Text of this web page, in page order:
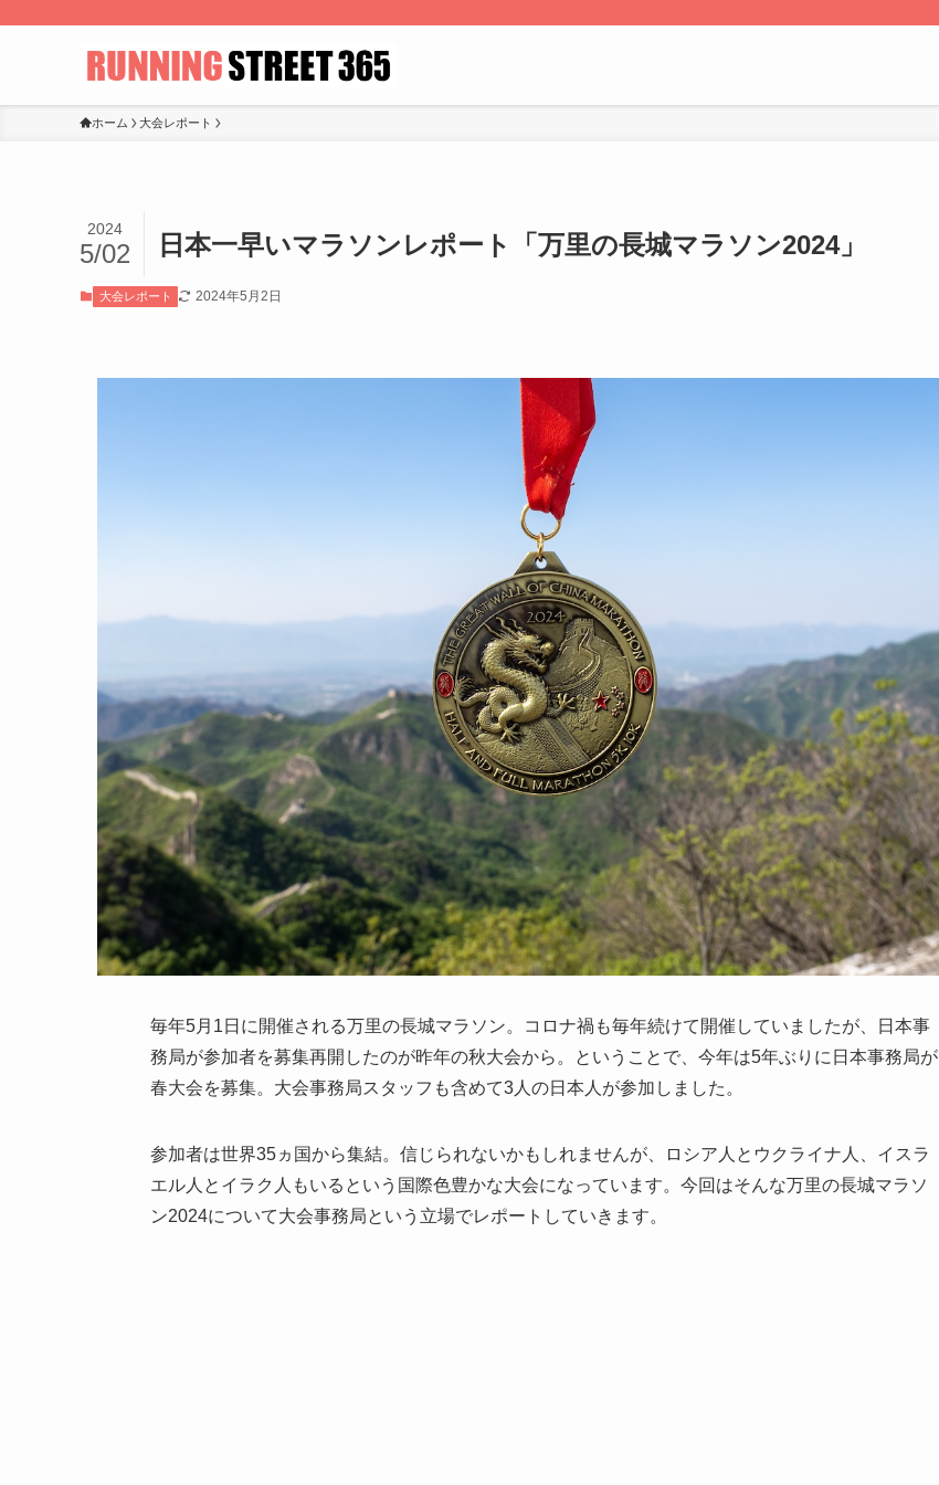
ホーム 大会レポート
日本一早いマラソンレポート「万里の長城マラソン2024」
2024
5/02
大会レポート 2024年5月2日
毎年5月1日に開催される万里の長城マラソン。コロナ禍も毎年続けて開催していましたが、日本事
務局が参加者を募集再開したのが昨年の秋大会から。ということで、今年は5年ぶりに日本事務局が
春大会を募集。大会事務局スタッフも含めて3人の日本人が参加しました。
参加者は世界35ヵ国から集結。信じられないかもしれませんが、ロシア人とウクライナ人、イスラ
エル人とイラク人もいるという国際色豊かな大会になっています。今回はそんな万里の長城マラソ
ン2024について大会事務局という立場でレポートしていきます。